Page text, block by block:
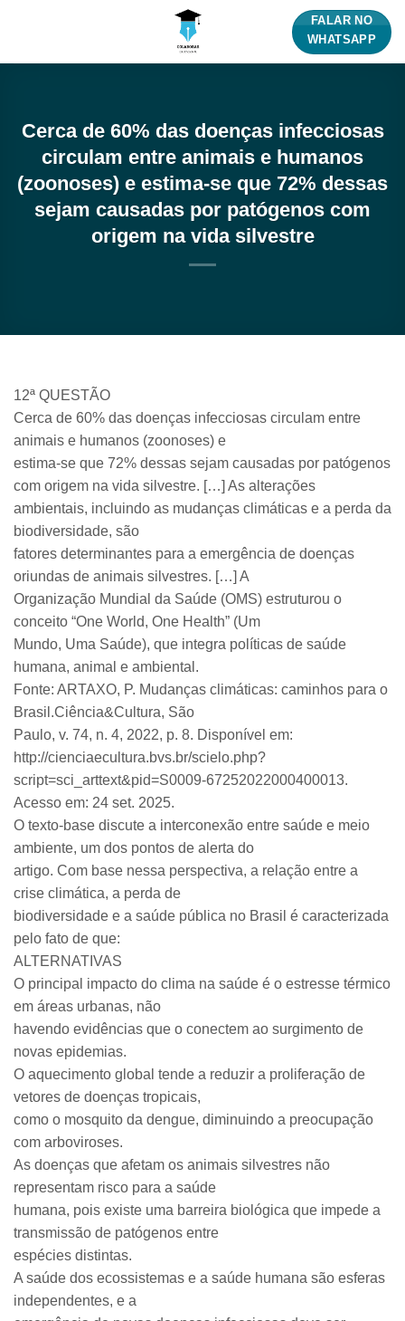
FALAR NO
WHATSAPP
Cerca de 60% das doenças infecciosas
circulam entre animais e humanos
(zoonoses) e estima-se que 72% dessas
sejam causadas por patógenos com
origem na vida silvestre
12ª QUESTÃO
Cerca de 60% das doenças infecciosas circulam entre
animais e humanos (zoonoses) e
estima-se que 72% dessas sejam causadas por patógenos
com origem na vida silvestre. […] As alterações
ambientais, incluindo as mudanças climáticas e a perda da
biodiversidade, são
fatores determinantes para a emergência de doenças
oriundas de animais silvestres. […] A
Organização Mundial da Saúde (OMS) estruturou o
conceito “One World, One Health” (Um
Mundo, Uma Saúde), que integra políticas de saúde
humana, animal e ambiental.
Fonte: ARTAXO, P. Mudanças climáticas: caminhos para o
Brasil.Ciência&Cultura, São
Paulo, v. 74, n. 4, 2022, p. 8. Disponível em:
http://cienciaecultura.bvs.br/scielo.php?
script=sci_arttext&pid=S0009-67252022000400013.
Acesso em: 24 set. 2025.
O texto-base discute a interconexão entre saúde e meio
ambiente, um dos pontos de alerta do
artigo. Com base nessa perspectiva, a relação entre a
crise climática, a perda de
biodiversidade e a saúde pública no Brasil é caracterizada
pelo fato de que:
ALTERNATIVAS
O principal impacto do clima na saúde é o estresse térmico
em áreas urbanas, não
havendo evidências que o conectem ao surgimento de
novas epidemias.
O aquecimento global tende a reduzir a proliferação de
vetores de doenças tropicais,
como o mosquito da dengue, diminuindo a preocupação
com arboviroses.
As doenças que afetam os animais silvestres não
representam risco para a saúde
humana, pois existe uma barreira biológica que impede a
transmissão de patógenos entre
espécies distintas.
A saúde dos ecossistemas e a saúde humana são esferas
independentes, e a